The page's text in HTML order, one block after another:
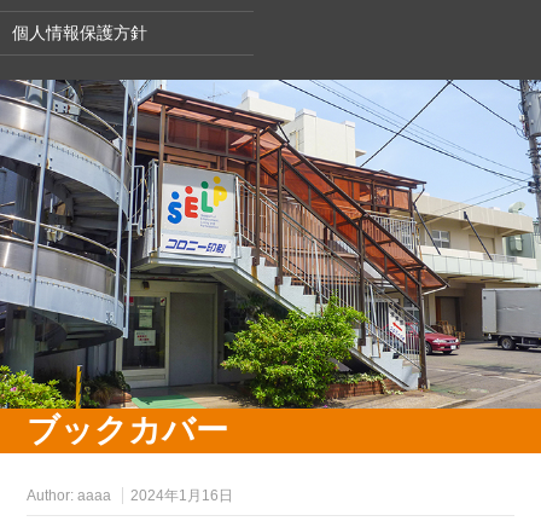
個人情報保護方針
ブックカバー
Author:aaaa 2024年1月16日